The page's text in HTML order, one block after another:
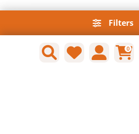
0
Filters
Nieuwsbrief